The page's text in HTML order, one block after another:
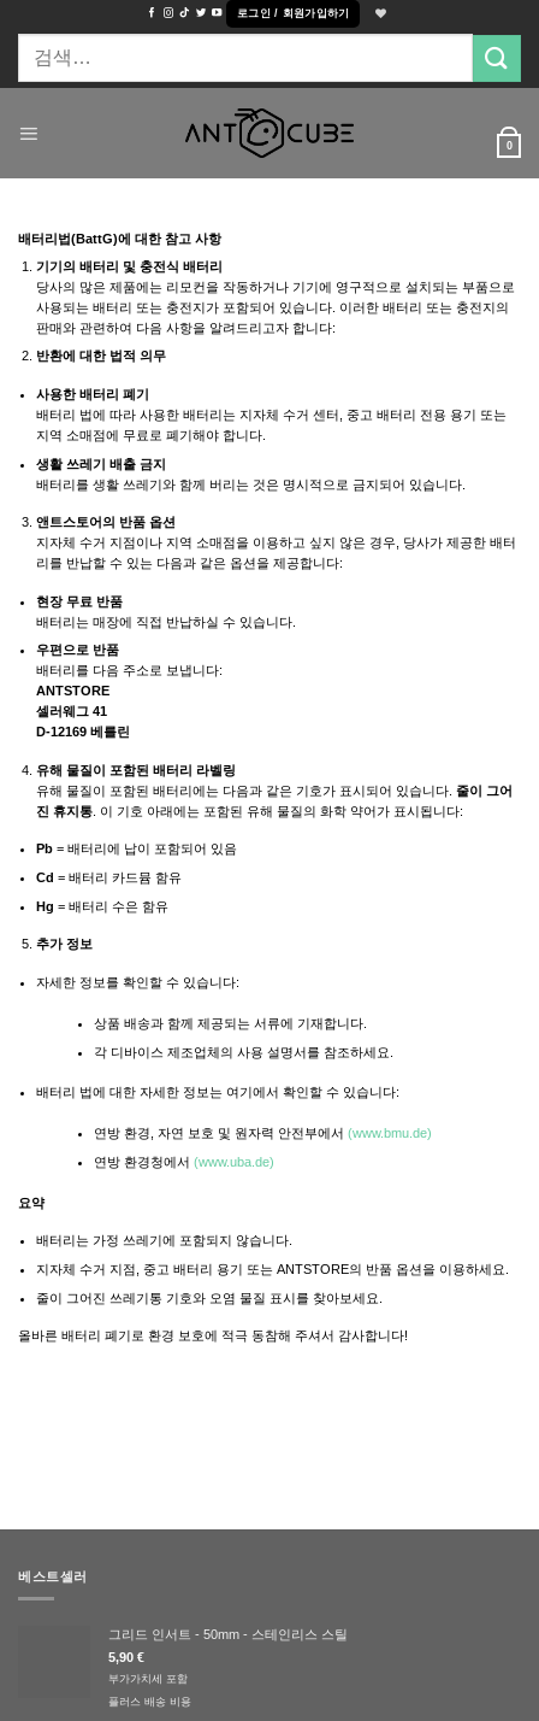
content
로그인 / 회원가입하기
색:
0
배터리법(BattG)에 대한 참고 사항
기기의 배터리 및 충전식 배터리
당사의 많은 제품에는 리모컨을 작동하거나 기기에 영구적으로 설치되는 부품으로
사용되는 배터리 또는 충전지가 포함되어 있습니다. 이러한 배터리 또는 충전지의
판매와 관련하여 다음 사항을 알려드리고자 합니다:
반환에 대한 법적 의무
사용한 배터리 폐기
배터리 법에 따라 사용한 배터리는 지자체 수거 센터, 중고 배터리 전용 용기 또는
지역 소매점에 무료로 폐기해야 합니다.
생활 쓰레기 배출 금지
배터리를 생활 쓰레기와 함께 버리는 것은 명시적으로 금지되어 있습니다.
앤트스토어의 반품 옵션
지자체 수거 지점이나 지역 소매점을 이용하고 싶지 않은 경우, 당사가 제공한 배터
리를 반납할 수 있는 다음과 같은 옵션을 제공합니다:
현장 무료 반품
배터리는 매장에 직접 반납하실 수 있습니다.
우편으로 반품
배터리를 다음 주소로 보냅니다:
ANTSTORE
셀러웨그 41
D-12169 베를린
유해 물질이 포함된 배터리 라벨링
유해 물질이 포함된 배터리에는 다음과 같은 기호가 표시되어 있습니다. 줄이 그어
진 휴지통. 이 기호 아래에는 포함된 유해 물질의 화학 약어가 표시됩니다:
Pb = 배터리에 납이 포함되어 있음
Cd = 배터리 카드뮴 함유
Hg = 배터리 수은 함유
추가 정보
자세한 정보를 확인할 수 있습니다:
상품 배송과 함께 제공되는 서류에 기재합니다.
각 디바이스 제조업체의 사용 설명서를 참조하세요.
배터리 법에 대한 자세한 정보는 여기에서 확인할 수 있습니다:
연방 환경, 자연 보호 및 원자력 안전부에서 (www.bmu.de)
연방 환경청에서 (www.uba.de)
요약
배터리는 가정 쓰레기에 포함되지 않습니다.
지자체 수거 지점, 중고 배터리 용기 또는 ANTSTORE의 반품 옵션을 이용하세요.
줄이 그어진 쓰레기통 기호와 오염 물질 표시를 찾아보세요.
올바른 배터리 폐기로 환경 보호에 적극 동참해 주셔서 감사합니다!
베스트셀러
그리드 인서트 - 50mm - 스테인리스 스틸
5,90 €
부가가치세 포함
플러스 배송 비용